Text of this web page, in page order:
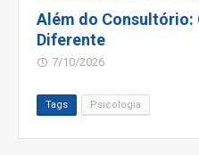
Além do Consultório:
Diferente
7/10/2026
Tags Psicologia